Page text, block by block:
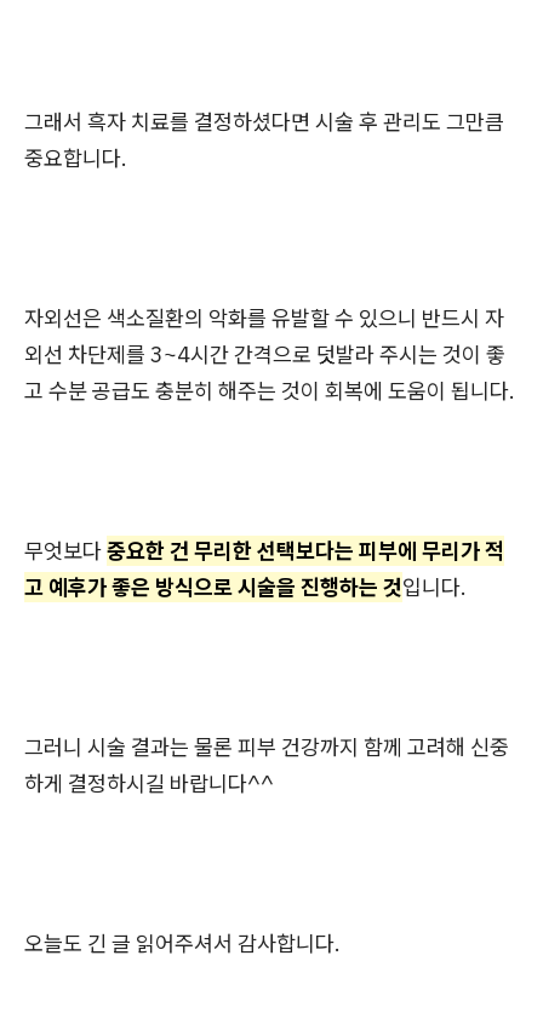
그래서 흑자 치료를 결정하셨다면 시술 후 관리도 그만큼
중요합니다.
자외선은 색소질환의 악화를 유발할 수 있으니 반드시 자
외선 차단제를 3~4시간 간격으로 덧발라 주시는 것이 좋
고 수분 공급도 충분히 해주는 것이 회복에 도움이 됩니다.
무엇보다중요한 건 무리한 선택보다는 피부에 무리가 적
고 예후가 좋은 방식으로 시술을 진행하는 것입니다.
그러니 시술 결과는 물론 피부 건강까지 함께 고려해 신중
하게 결정하시길 바랍니다^^
오늘도 긴 글 읽어주셔서 감사합니다.